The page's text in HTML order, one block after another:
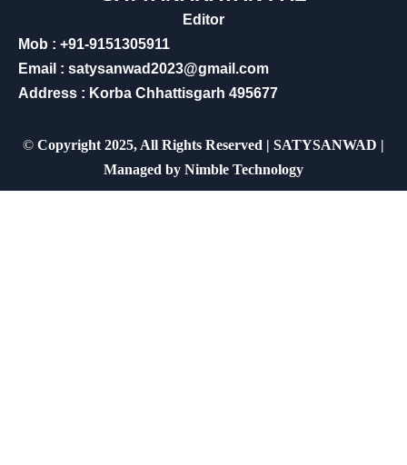
Editor
Mob : +91-9151305911
Email : satysanwad2023@gmail.com
Address : Korba Chhattisgarh 495677
© Copyright 2025, All Rights Reserved | SATYSANWAD |
Managed by Nimble Technology